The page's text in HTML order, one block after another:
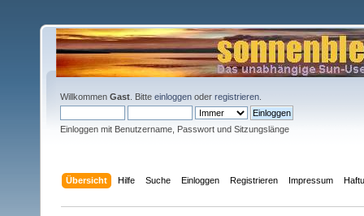
Willkommen Gast . Bitte einloggen oder registrieren
Einloggen mit Benutzername, Passwort und Sitzungslänge
Übersicht Hilfe Suche Einloggen Registrieren Impressum